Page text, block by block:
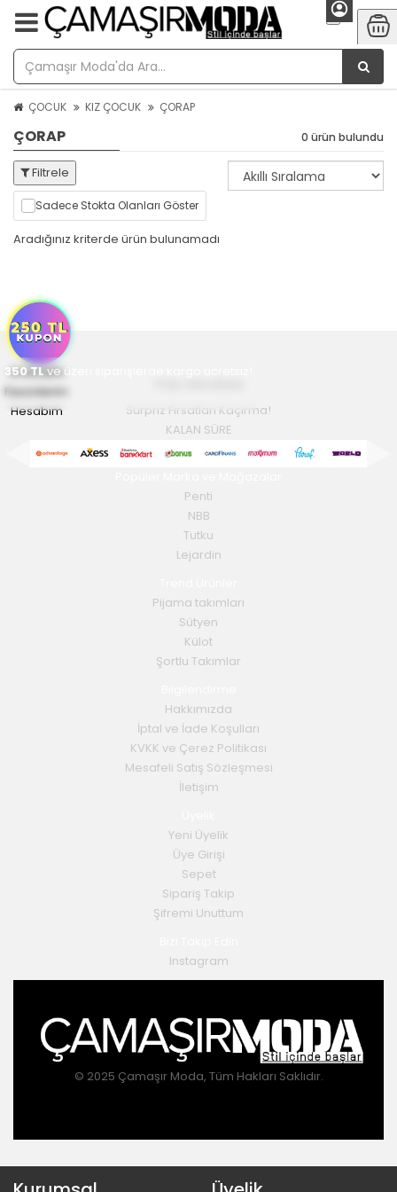
ÇOCUK KIZ ÇOCUK ÇORAP
ÇORAP 0 ürün bulundu
Filtrele
Sadece Stokta Olanları Göster
Aradığınız kriterde ürün bulunamadı
350 TLve üzeri siparişlerde kargo ücretsiz!
Anasayfa
Favorilerim
Hesabım
Yaz Modası
Sürpriz Fırsatları Kaçırma!
KALAN SÜRE
Penti
NBB
Tutku
Lejardin
Pijama takımları
Sütyen
Külot
Şortlu Takımlar
Hakkımızda
İptal ve İade Koşulları
KVKK ve Çerez Politikası
Mesafeli Satış Sözleşmesi
İletişim
Yeni Üyelik
Üye Girişi
Sepet
Sipariş Takip
Şifremi Unuttum
Instagram
© 2025 Çamaşır Moda, Tüm Hakları Saklıdır.